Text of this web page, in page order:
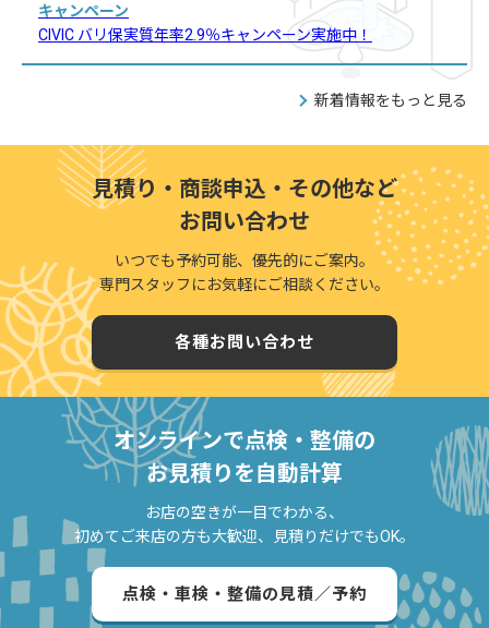
キャンペーン
CIVIC バリ保実質年率2.9％キャンペーン実施中！
新着情報をもっと見る
見積り・商談申込・その他など
お問い合わせ
いつでも予約可能、優先的にご案内。
専門スタッフにお気軽にご相談ください。
各種お問い合わせ
オンラインで点検・整備の
お見積りを自動計算
お店の空きが一目でわかる、
初めてご来店の方も大歓迎、見積りだけでもOK。
点検・車検・整備の見積／予約